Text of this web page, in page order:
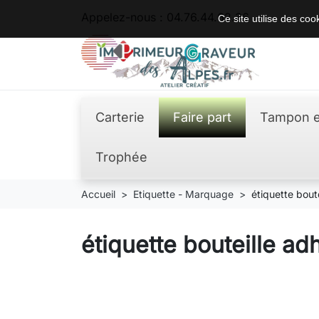
04.76.44.62.36
Carterie Faire part Tampon
Trophée
Accueil Etiquette - Marquage étiquette
étiquette bouteille
Ce site utilise des